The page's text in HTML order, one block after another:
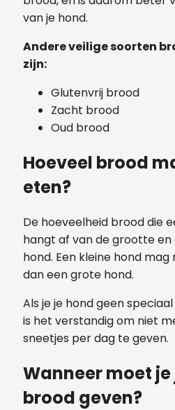
van je hond.
Andere veilige soorten
zijn:
Glutenvrij brood
Zacht brood
Oud brood
Hoeveel brood
eten?
De hoeveelheid brood die
hangt af van de grootte en
hond. Een kleine hond
dan een grote hond.
Als je je hond geen
is het verstandig om niet
sneetjes per dag te geven.
Wanneer moet
brood geven?